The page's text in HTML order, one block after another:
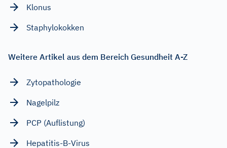
Klonus
Staphylokokken
Weitere Artikel aus dem Bereich Gesundheit A-Z
Zytopathologie
Nagelpilz
PCP (Auflistung)
Hepatitis-B-Virus